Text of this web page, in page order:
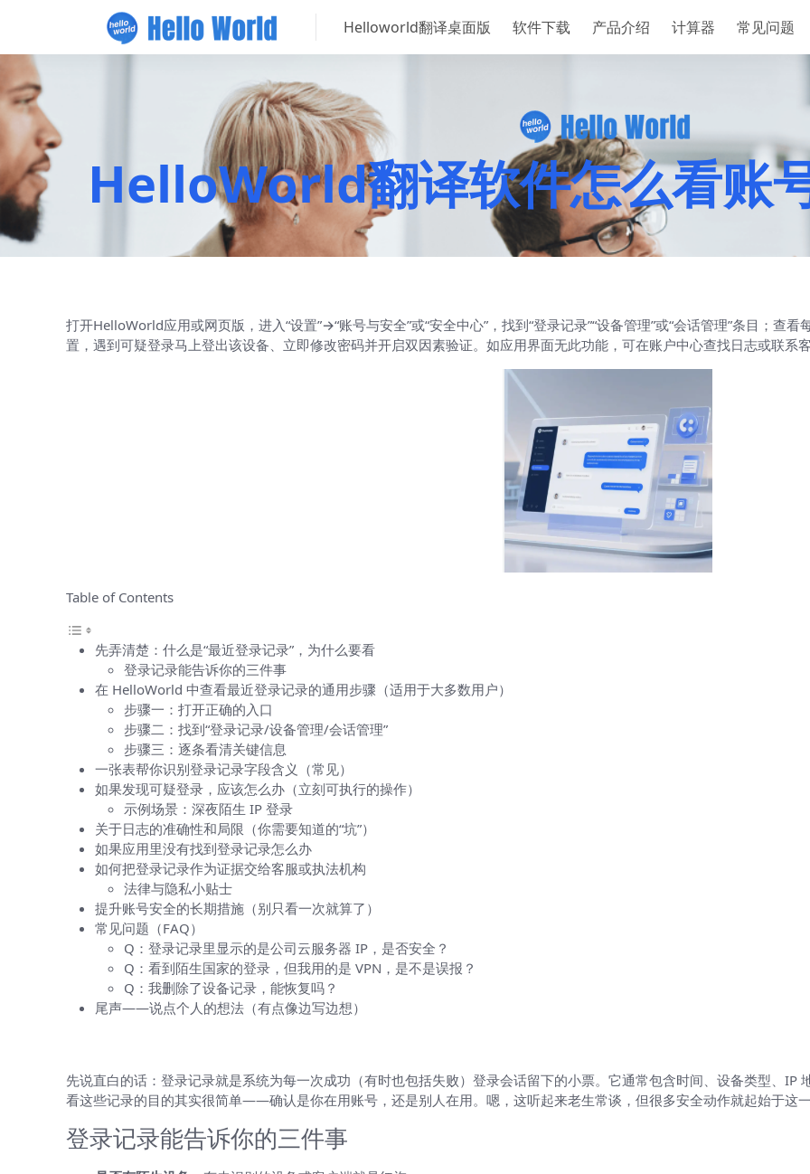
Helloworld翻译桌面版 软件下载 产品介绍 计算器 常见问题
HelloWorld翻译软件怎么看账
打开HelloWorld应用或网页版，进入“设置”→“账号与安全”或“安全中心”，找到“登录记录”“设备管理”或“会话管理”条目；查
置，遇到可疑登录马上登出该设备、立即修改密码并开启双因素验证。如应用界面无此功能，可在账户中心查找日志或联系客
Table of Contents
先弄清楚：什么是“最近登录记录”，为什么要看
登录记录能告诉你的三件事
在 HelloWorld 中查看最近登录记录的通用步骤（适用于大多数用户）
步骤一：打开正确的入口
步骤二：找到“登录记录/设备管理/会话管理”
步骤三：逐条看清关键信息
一张表帮你识别登录记录字段含义（常见）
如果发现可疑登录，应该怎么办（立刻可执行的操作）
示例场景：深夜陌生 IP 登录
关于日志的准确性和局限（你需要知道的“坑”）
如果应用里没有找到登录记录怎么办
如何把登录记录作为证据交给客服或执法机构
法律与隐私小贴士
提升账号安全的长期措施（别只看一次就算了）
常见问题（FAQ）
Q：登录记录里显示的是公司云服务器 IP，是否安全？
Q：看到陌生国家的登录，但我用的是 VPN，是不是误报？
Q：我删除了设备记录，能恢复吗？
尾声——说点个人的想法（有点像边写边想）
先说直白的话：登录记录就是系统为每一次成功（有时也包括失败）登录会话留下的小票。它通常包含时间、设备类型、IP
看这些记录的目的其实很简单——确认是你在用账号，还是别人在用。嗯，这听起来老生常谈，但很多安全动作就起始于这一
登录记录能告诉你的三件事